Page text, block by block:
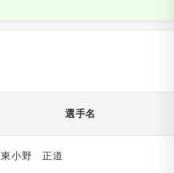
選手名
東小野 正道